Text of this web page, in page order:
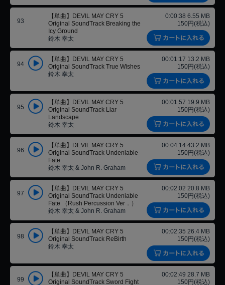
93
【単曲】DEVIL MAY CRY 5
Original SoundTrack Breaking the
Icy Ground
鈴木 幸太
0:00:38 6.55 MB
150円(税込)
94
【単曲】DEVIL MAY CRY 5
Original SoundTrack True Wishes
鈴木 幸太
00:01:17 13.2 MB
150円(税込)
95
【単曲】DEVIL MAY CRY 5
Original SoundTrack Liar
Landscape
鈴木 幸太
00:01:57 19.9 MB
150円(税込)
96
【単曲】DEVIL MAY CRY 5
Original SoundTrack Undeniable
Fate
鈴木 幸太 & John R. Graham
00:04:14 43.2 MB
150円(税込)
97
【単曲】DEVIL MAY CRY 5
Original SoundTrack Undeniable
Fate （Rush Percussion Ver．）
鈴木 幸太 & John R. Graham
00:02:02 20.8 MB
150円(税込)
98
【単曲】DEVIL MAY CRY 5
Original SoundTrack ReBirth
鈴木 幸太
00:02:35 26.4 MB
150円(税込)
99
【単曲】DEVIL MAY CRY 5
Original SoundTrack Sword Fight
00:02:49 28.7 MB
150円(税込)